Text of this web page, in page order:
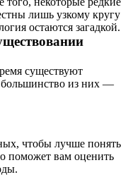
лишь узкому кругу
остаются загадкой.
существуют
из них —
чтобы лучше понять
поможет вам оценить